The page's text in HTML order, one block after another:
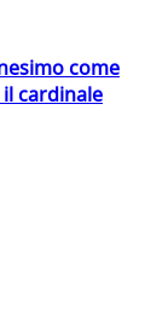
come
cardinale